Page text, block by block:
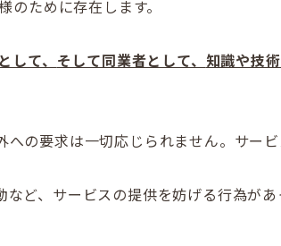
ために存在します。
て、 そして同業者として、 知識や技
への要求は一切応じられません。 サー
ど、 サービスの提供を妨げる行為が